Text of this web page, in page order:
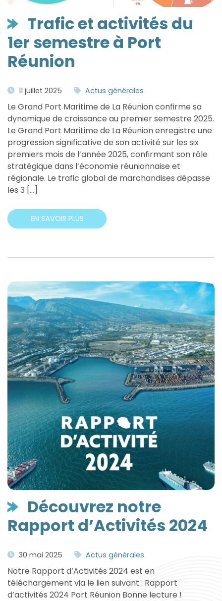
Trafic et activités du
1er semestre à Port
Réunion
11 juillet 2025 Actus générales
Le Grand Port Maritime de La Réunion confirme sa
dynamique de croissance au premier semestre 2025.
Le Grand Port Maritime de La Réunion enregistre une
progression significative de son activité sur les six
premiers mois de l’année 2025, confirmant son rôle
stratégique dans l’économie réunionnaise et
régionale. Le trafic global de marchandises dépasse
les 3 […]
EN SAVOIR PLUS
Découvrez notre
Rapport d’Activités 2024
30 mai 2025 Actus générales
Notre Rapport d’Activités 2024 est en
téléchargement via le lien suivant : Rapport
d’activités 2024 Port Réunion Bonne lecture !